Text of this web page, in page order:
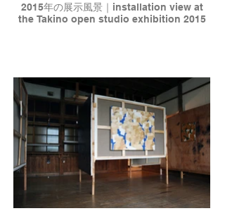
2015年の展示風景｜installation view at
the Takino open studio exhibition 2015